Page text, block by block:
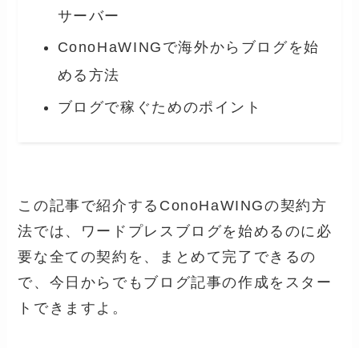
サーバー
ConoHaWINGで海外からブログを始
める方法
ブログで稼ぐためのポイント
この記事で紹介するConoHaWINGの契約方
法では、ワードプレスブログを始めるのに必
要な全ての契約を、まとめて完了できるの
で、今日からでもブログ記事の作成をスター
トできますよ。